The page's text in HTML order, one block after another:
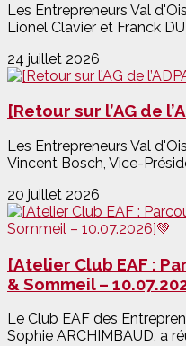
Les Entrepreneurs Val
Lionel Clavier et Franck
24 juillet 2026
[Retour sur l’AG de
Les Entrepreneurs Val
Vincent Bosch, Vice-
20 juillet 2026
[Atelier Club EAF :
& Sommeil –
Le Club EAF des
Sophie ARCHIMBAUD, a